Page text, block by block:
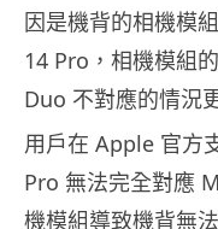
因是機背的相機模
14 Pro，相機模組
Duo 不對應的情況
用戶在 Apple 官方
Pro 無法完全對應
機模組導致機背無